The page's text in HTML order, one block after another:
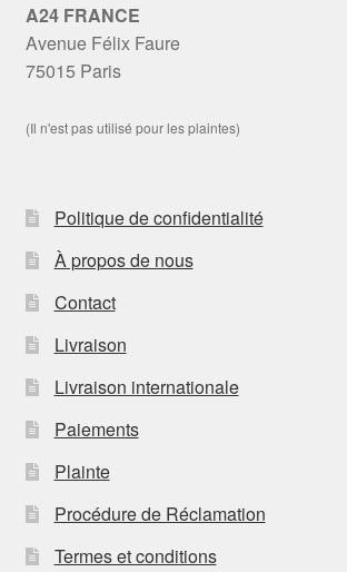
A24 FRANCE
Avenue Félix Faure
75015 Paris
(Il n'est pas utilisé pour les plaintes)
Politique de confidentialité
À propos de nous
Contact
Livraison
Livraison internationale
Paiements
Plainte
Procédure de Réclamation
Termes et conditions